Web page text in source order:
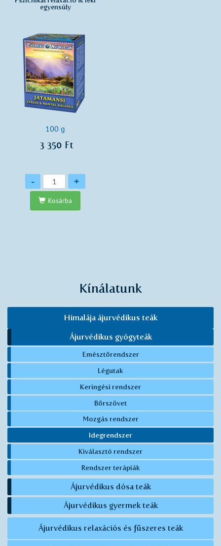
egyensúly
100 g
3 350 Ft
Mennyiség
- +
Kosárba
Kínálatunk
Himalája ájurvédikus teák
Ájurvédikus gyógyteák
Emésztőrendszer
Légutak
Keringési rendszer
Bőrszövet
Mozgás rendszer
Idegrendszer
Kiválasztó rendszer
Rendszer terápiák
Ájurvédikus dósa teák
Ájurvédikus gyermek teák
Ájurvédikus relaxációs és fűszeres teák